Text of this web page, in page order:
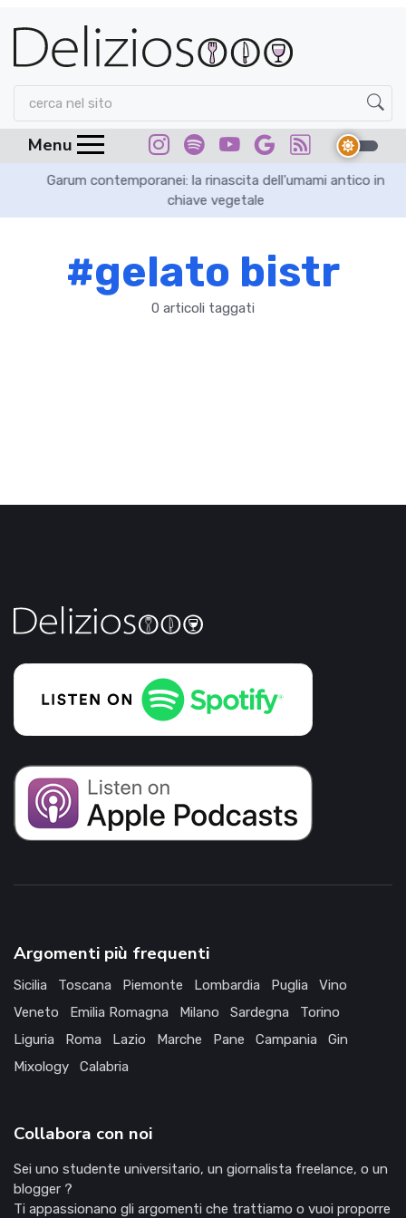
Menu
Garum contemporanei: la rinascita dell'umami antico in
chiave vegetale
#gelato bistr
0 articoli taggati
Argomenti più frequenti
Sicilia Toscana Piemonte Lombardia Puglia
Vino
Veneto
Emilia Romagna Milano Sardegna
Torino
Liguria
Roma Lazio Marche Pane Campania
Gin
Mixology
Calabria
Collabora con noi
Sei uno studente universitario, un giornalista freelance, o un
blogger ?
Ti appassionano gli argomenti che trattiamo o vuoi proporre